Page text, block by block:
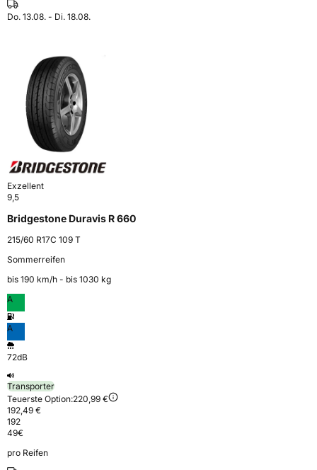
Do. 13.08. - Di. 18.08.
Exzellent
9,5
Bridgestone Duravis R 660
215/60 R17C 109 T
Sommerreifen
bis 190 km⁠/⁠h - bis 1030 kg
A
A
72dB
Transporter
Teuerste Option:220,99 €
192,49 €
192
49€
pro Reifen